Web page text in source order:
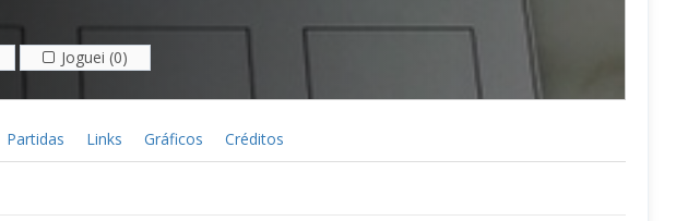
Joguei (0)
Partidas Links Gráficos Créditos